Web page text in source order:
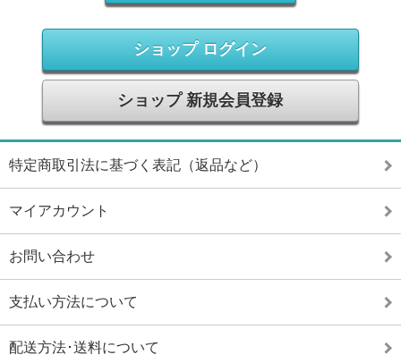
ショップ ログイン
ショップ 新規会員登録
特定商取引法に基づく表記（返品など）
マイアカウント
お問い合わせ
支払い方法について
配送方法･送料について